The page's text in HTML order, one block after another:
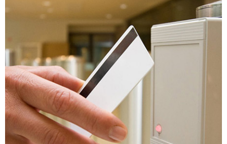
Контроллер. Компьютер системы,
определяющий уровень доступа
посетителей с помощью кодов-
идентификаторов, хранящихся на
энергонезависимой карте памяти.
Считыватель карты. Устройство,
считывающее информацию с
пластиковой карты доступа и
передающее информацию на
контроллер. Работает с магнитными
картами, определяя тип контакта
внутри.
Электромагнитный замок.
Блокирует дверь до получения